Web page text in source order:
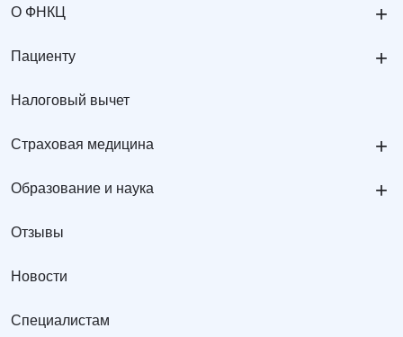
О ФНКЦ +
Пациенту +
Налоговый вычет
Страховая медицина +
Образование и наука +
Отзывы
Новости
Специалистам